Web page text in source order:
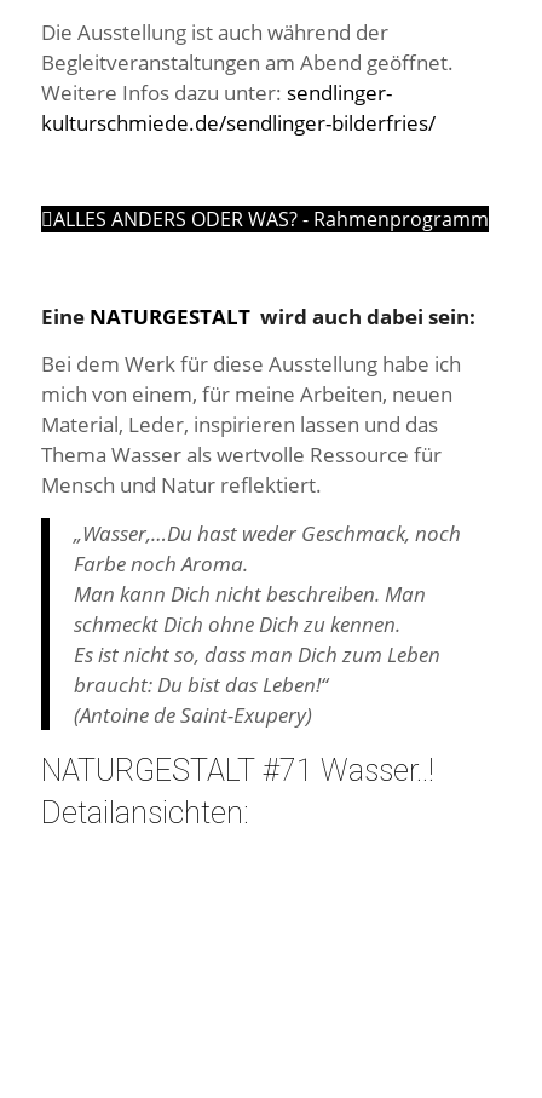
Die Ausstellung ist auch während der
Begleitveranstaltungen am Abend geöffnet.
Weitere Infos dazu unter: sendlinger-
kulturschmiede.de/sendlinger-bilderfries/
ALLES ANDERS ODER WAS? - Rahmenprogramm
Eine NATURGESTALT wird auch dabei sein:
Bei dem Werk für diese Ausstellung habe ich
mich von einem, für meine Arbeiten, neuen
Material, Leder, inspirieren lassen und das
Thema Wasser als wertvolle Ressource für
Mensch und Natur reflektiert.
„Wasser,…Du hast weder Geschmack, noch
Farbe noch Aroma.
Man kann Dich nicht beschreiben. Man
schmeckt Dich ohne Dich zu kennen.
Es ist nicht so, dass man Dich zum Leben
braucht: Du bist das Leben!“
(Antoine de Saint-Exupery)
NATURGESTALT #71 Wasser..!
Detailansichten: